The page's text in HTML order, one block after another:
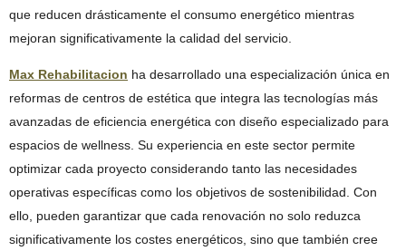
que reducen drásticamente el consumo energético mientras
mejoran significativamente la calidad del servicio.
Max Rehabilitacion ha desarrollado una especialización única en
reformas de centros de estética que integra las tecnologías más
avanzadas de eficiencia energética con diseño especializado para
espacios de wellness. Su experiencia en este sector permite
optimizar cada proyecto considerando tanto las necesidades
operativas específicas como los objetivos de sostenibilidad. Con
ello, pueden garantizar que cada renovación no solo reduzca
significativamente los costes energéticos, sino que también cree